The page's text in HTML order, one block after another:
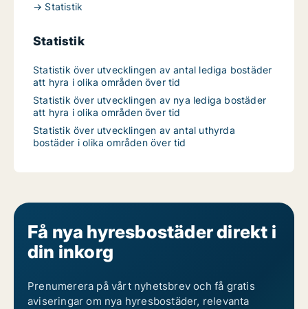
→ Statistik
Statistik
Statistik över utvecklingen av antal lediga bostäder
att hyra i olika områden över tid
Statistik över utvecklingen av nya lediga bostäder
att hyra i olika områden över tid
Statistik över utvecklingen av antal uthyrda
bostäder i olika områden över tid
Få nya hyresbostäder direkt i
din inkorg
Prenumerera på vårt nyhetsbrev och få gratis
aviseringar om nya hyresbostäder, relevanta